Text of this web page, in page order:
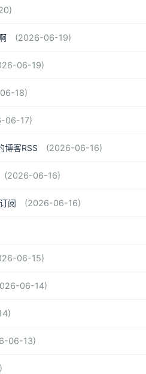
(2026-06-19)
06-19)
18)
06-17)
博客RSS (2026-06-16)
(2026-06-16)
阅 (2026-06-16)
06-15)
06-14)
06-13)